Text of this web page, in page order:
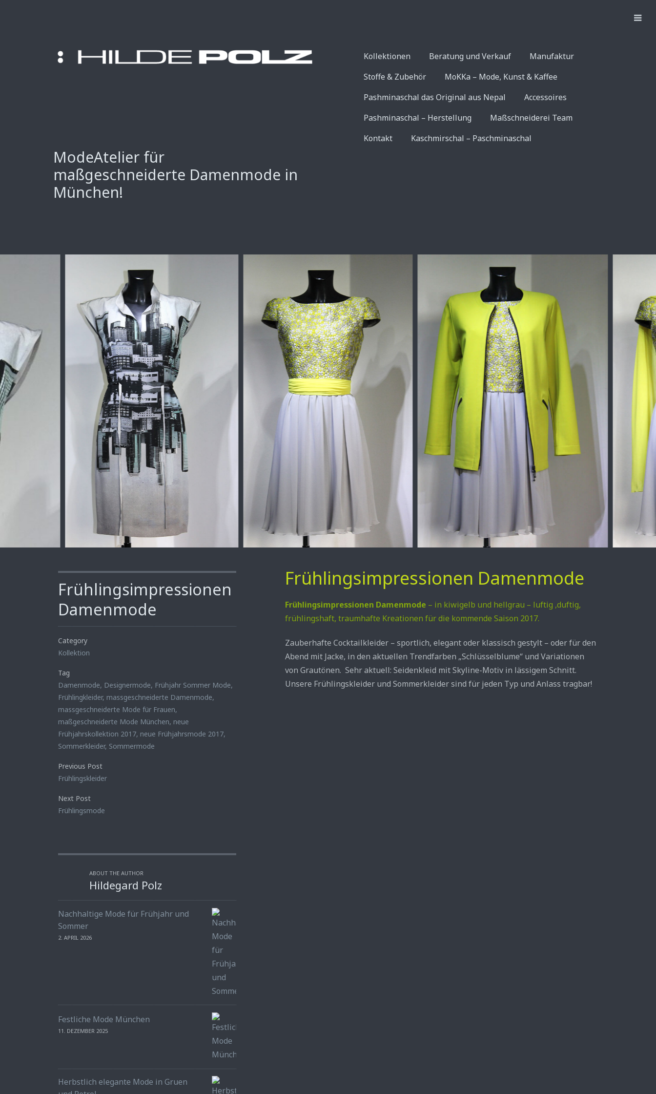
Kollektionen Beratung und Verkauf
Manufaktur
Stoffe & Zubehör
MoKKa – Mode, Kunst & Kaffee
Pashminaschal das Original aus Nepal
Accessoires
Pashminaschal – Herstellung
Maßschneiderei Team
Kontakt
Kaschmirschal – Paschminaschal
ModeAtelier für
maßgeschneiderte Damenmode in
München!
Frühlingsimpressionen
Damenmode
Category
Kollektion
Tag
Damenmode, Designermode, Frühjahr Sommer Mode,
Frühlingkleider, massgeschneiderte Damenmode,
massgeschneiderte Mode für Frauen,
maßgeschneiderte Mode München, neue
Frühjahrskollektion 2017, neue Frühjahrsmode 2017,
Sommerkleider, Sommermode
Previous Post
Frühlingskleider
Next Post
Frühlingsmode
Frühlingsimpressionen Damenmode
Frühlingsimpressionen Damenmode – in kiwigelb und hellgrau – luftig ,duftig,
frühlingshaft, traumhafte Kreationen für die kommende Saison 2017.
Zauberhafte Cocktailkleider – sportlich, elegant oder klassisch gestylt – oder für den
Abend mit Jacke, in den aktuellen Trendfarben „Schlüsselblume“ und Variationen
von Grautönen. Sehr aktuell: Seidenkleid mit Skyline-Motiv in lässigem Schnitt.
Unsere Frühlingskleider und Sommerkleider sind für jeden Typ und Anlass tragbar!
ABOUT THE AUTHOR
Hildegard Polz
Nachhaltige Mode für Frühjahr und
Sommer
2. APRIL 2026
Festliche Mode München
11. DEZEMBER 2025
Herbstlich elegante Mode in Gruen